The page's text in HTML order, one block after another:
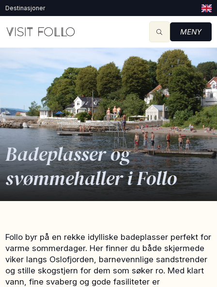
Destinasjoner
MENY
Badeplasser og
svømmehaller i Follo
Follo byr på en rekke idylliske badeplasser perfekt for
varme sommerdager. Her finner du både skjermede
viker langs Oslofjorden, barnevennlige sandstrender
og stille skogstjern for dem som søker ro. Med klart
vann, fine svaberg og gode fasiliteter er